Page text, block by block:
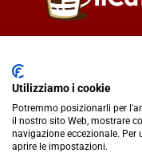
Utilizziamo i cookie
Potremmo posizionarli per
il nostro sito Web, mostrare
navigazione eccezionale.
aprire le impostazioni.